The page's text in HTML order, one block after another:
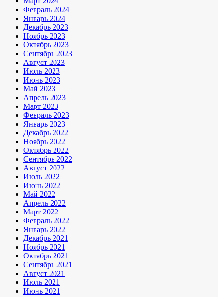
Февраль 2024
Январь 2024
Декабрь 2023
Ноябрь 2023
Октябрь 2023
Сентябрь 2023
Август 2023
Июль 2023
Июнь 2023
Май 2023
Апрель 2023
Март 2023
Февраль 2023
Январь 2023
Декабрь 2022
Ноябрь 2022
Октябрь 2022
Сентябрь 2022
Август 2022
Июль 2022
Июнь 2022
Май 2022
Апрель 2022
Март 2022
Февраль 2022
Январь 2022
Декабрь 2021
Ноябрь 2021
Октябрь 2021
Сентябрь 2021
Август 2021
Июль 2021
Июнь 2021